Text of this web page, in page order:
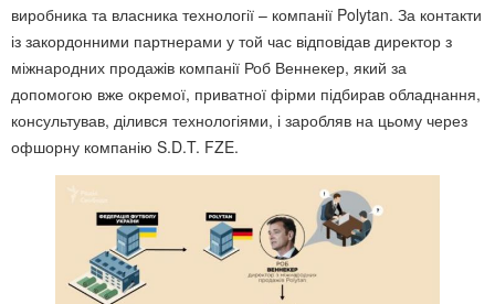
виробника та власника технології – компанії Polytan. За контакти
із закордонними партнерами у той час відповідав директор з
міжнародних продажів компанії Роб Веннекер, який за
допомогою вже окремої, приватної фірми підбирав обладнання,
консультував, ділився технологіями, і заробляв на цьому через
офшорну компанію S.D.T. FZE.